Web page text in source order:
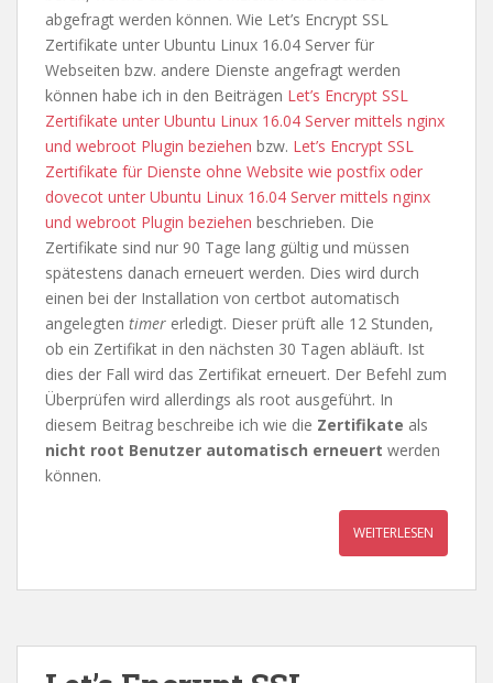
abgefragt werden können. Wie Let’s Encrypt SSL
Zertifikate unter Ubuntu Linux 16.04 Server für
Webseiten bzw. andere Dienste angefragt werden
können habe ich in den Beiträgen Let’s Encrypt SSL
Zertifikate unter Ubuntu Linux 16.04 Server mittels nginx
und webroot Plugin beziehen bzw. Let’s Encrypt SSL
Zertifikate für Dienste ohne Website wie postfix oder
dovecot unter Ubuntu Linux 16.04 Server mittels nginx
und webroot Plugin beziehen beschrieben. Die
Zertifikate sind nur 90 Tage lang gültig und müssen
spätestens danach erneuert werden. Dies wird durch
einen bei der Installation von certbot automatisch
angelegten timer erledigt. Dieser prüft alle 12 Stunden,
ob ein Zertifikat in den nächsten 30 Tagen abläuft. Ist
dies der Fall wird das Zertifikat erneuert. Der Befehl zum
Überprüfen wird allerdings als root ausgeführt. In
diesem Beitrag beschreibe ich wie die Zertifikate als
nicht root Benutzer automatisch erneuert werden
können.
WEITERLESEN